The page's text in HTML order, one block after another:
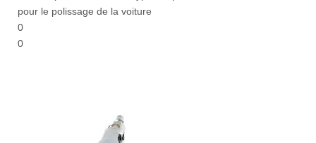
pour le polissage de la voiture
0
0